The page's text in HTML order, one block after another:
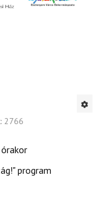
2766
program